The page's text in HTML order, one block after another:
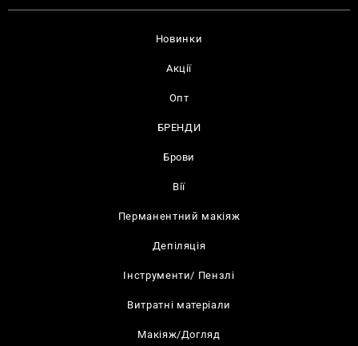
Новинки
Акції
Опт
БРЕНДИ
Брови
Вії
Перманентний макіяж
Депіляція
Інструменти/ Пензлі
Витратні матеріали
Макіяж/Догляд